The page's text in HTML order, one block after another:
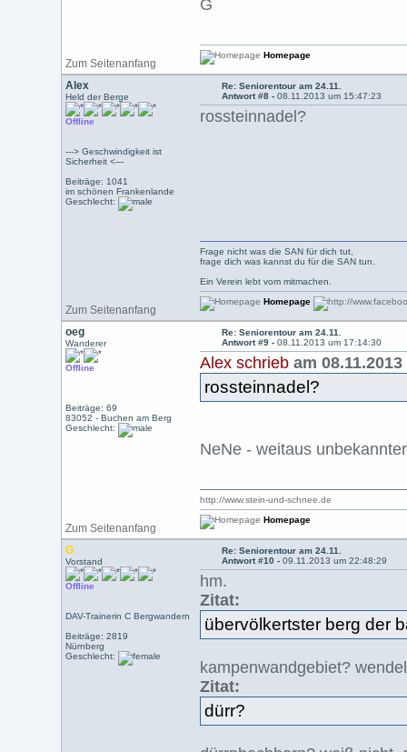
G
Zum Seitenanfang
Homepage
Alex
Held der Berge
Offline
---> Geschwindigkeit ist
Sicherheit <---
Beiträge: 1041
im schönen Frankenlande
Geschlecht:
Re: Seniorentour am 24.11.
Antwort #8 -08.11.2013 um 15:47:23
rossteinnadel?
Zum Seitenanfang
Frage nicht was die SAN für dich tut,
frage dich was kannst du für die SAN tun.
Ein Verein lebt vom mitmachen.
Homepage
oeg
Wanderer
Offline
Beiträge: 69
83052 - Buchen am Berg
Geschlecht:
Re: Seniorentour am 24.11.
Antwort #9 -08.11.2013 um 17:14:30
Alex schrieb am
rossteinnadel?
NeNe - weitaus
Zum Seitenanfang
http://www.stein-und-schnee.de
Homepage
G
Vorstand
Offline
DAV-Trainerin C Bergwandern
Beiträge: 2819
Nürnberg
Geschlecht:
Re: Seniorentour am 24.11.
Antwort #10 -09.11.2013 um 22:48:29
hm.
Zitat:
übervölkertster berg der
kampenwandgebiet?
Zitat:
dürr?